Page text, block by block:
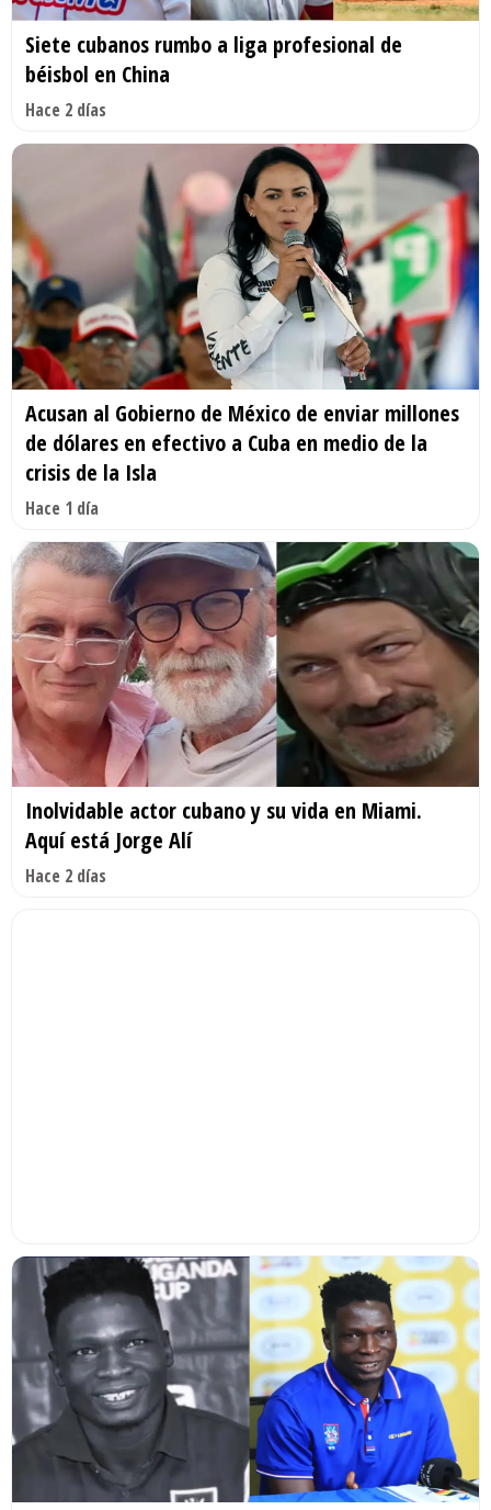
Siete cubanos rumbo a liga profesional de
béisbol en China
Hace 2 días
Acusan al Gobierno de México de enviar millones
de dólares en efectivo a Cuba en medio de la
crisis de la Isla
Hace 1 día
Inolvidable actor cubano y su vida en Miami.
Aquí está Jorge Alí
Hace 2 días